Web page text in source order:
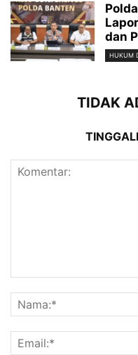
dan
HUKUM
TIDAK